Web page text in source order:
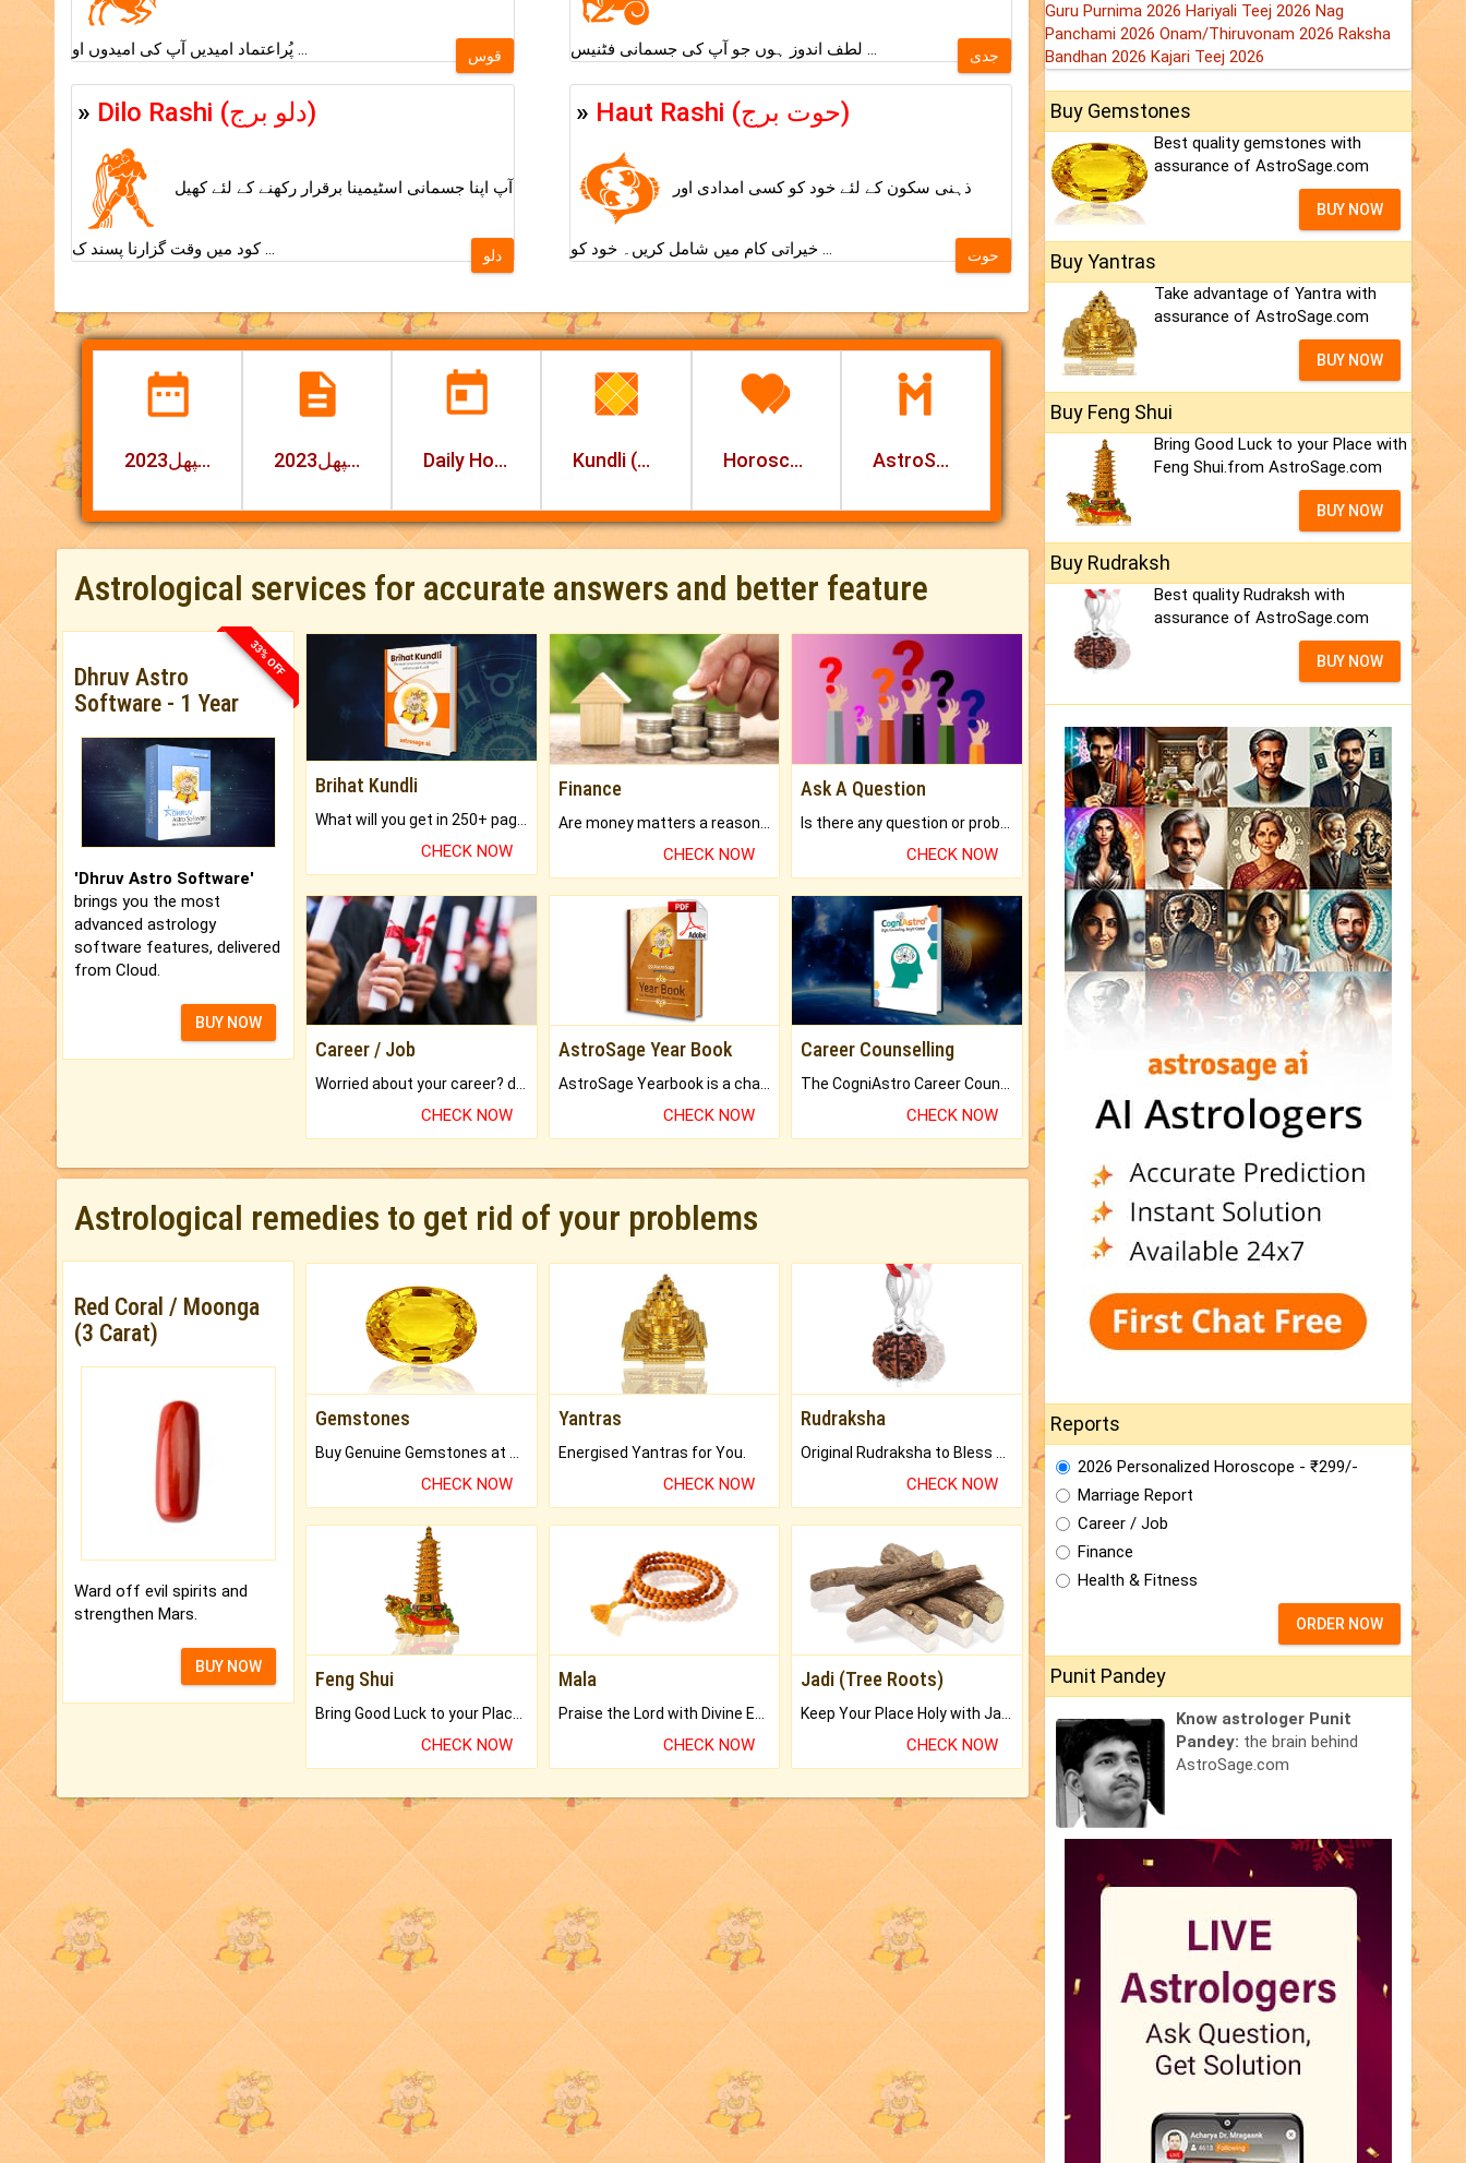
پُراعتماد امیدیں آپ کی امیدوں او ... قوس لطف اندوز ہوں جو آپ کی جسمانی فٹنیس ... جدی
» Dilo Rashi (دلو برج)
آپ اپنا جسمانی اسٹیمینا برقرار رکھنے کے لئے کھیل
کود میں وقت گزارنا پسند ک ... دلو
» Haut Rashi (حوت برج)
ذہنی سکون کے لئے خود کو کسی امدادی اور
خیراتی کام میں شامل کریں۔ خود کو ... حوت
اشیپھل2023 2023ذاتی لحاظ سے راشیپھل Daily Horoscope Kundli (Birth Chart) Horoscope Matching AstroSage Marriage
Astrological services for accurate answers and better feature
33% OFF
Dhruv Astro
Software - 1 Year
'Dhruv Astro Software'
brings you the most
advanced astrology
software features, delivered
from Cloud.
BUY NOW
Brihat Kundli
CHECK NOW
Finance
CHECK NOW
Ask A Question
CHECK NOW
Career / Job
CHECK NOW
AstroSage Year Book
CHECK NOW
Career Counselling
CHECK NOW
Astrological remedies to get rid of your problems
Red Coral / Moonga
(3 Carat)
Ward off evil spirits and
strengthen Mars.
BUY NOW
Gemstones
CHECK NOW
Yantras
Energised Yantras for You.
CHECK NOW
Rudraksha
CHECK NOW
Feng Shui
Bring Good Luck to your Place with Feng Shui.
CHECK NOW
Mala
Praise the Lord with Divine Energies of Mala.
CHECK NOW
Jadi (Tree Roots)
Keep Your Place Holy with Jadi.
CHECK NOW
Guru Purnima 2026 Hariyali Teej 2026 Nag
Panchami 2026 Onam/Thiruvonam 2026 Raksha
Bandhan 2026 Kajari Teej 2026
Buy Gemstones
Best quality gemstones with
assurance of AstroSage.com
BUY NOW
Buy Yantras
Take advantage of Yantra with
assurance of AstroSage.com
BUY NOW
Buy Feng Shui
Bring Good Luck to your Place with
Feng Shui.from AstroSage.com
BUY NOW
Buy Rudraksh
Best quality Rudraksh with
assurance of AstroSage.com
BUY NOW
Reports
2026 Personalized Horoscope - ₹299/-
Marriage Report
Career / Job
Finance
Health & Fitness
ORDER NOW
Punit Pandey
Know astrologer Punit
Pandey: the brain behind
AstroSage.com